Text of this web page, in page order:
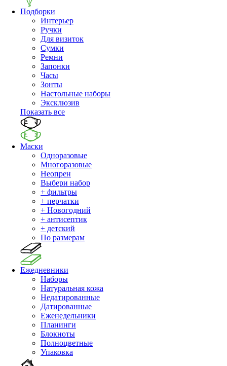
Подборки
Интерьер
Ручки
Для визиток
Сумки
Ремни
Запонки
Часы
Зонты
Настольные наборы
Эксклюзив
Показать все
Маски
Одноразовые
Многоразовые
Неопрен
Выбери набор
+ фильтры
+ перчатки
+ Новогодний
+ антисептик
+ детский
По размерам
Ежедневники
Наборы
Натуральная кожа
Недатированные
Датированные
Еженедельники
Планинги
Блокноты
Полноцветные
Упаковка